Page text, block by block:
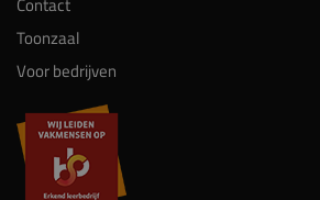
Contact
Toonzaal
Voor bedrijven